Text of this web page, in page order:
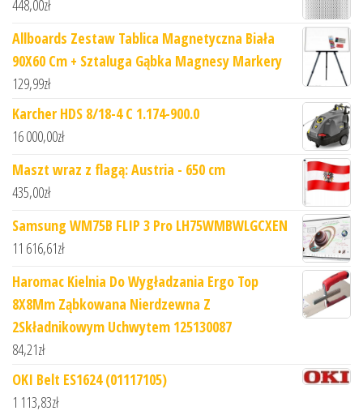
448,00zł
Allboards Zestaw Tablica Magnetyczna Biała
90X60 Cm + Sztaluga Gąbka Magnesy Markery
129,99zł
Karcher HDS 8/18-4 C 1.174-900.0
16 000,00zł
Maszt wraz z flagą: Austria - 650 cm
435,00zł
Samsung WM75B FLIP 3 Pro LH75WMBWLGCXEN
11 616,61zł
Haromac Kielnia Do Wygładzania Ergo Top
8X8Mm Ząbkowana Nierdzewna Z
2Składnikowym Uchwytem 125130087
84,21zł
OKI Belt ES1624 (01117105)
1 113,83zł